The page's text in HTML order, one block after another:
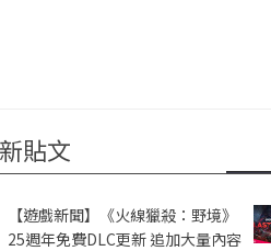
貼文
【遊戲新聞】《火線獵殺：野境》
25週年免費DLC更新 追加大量內容